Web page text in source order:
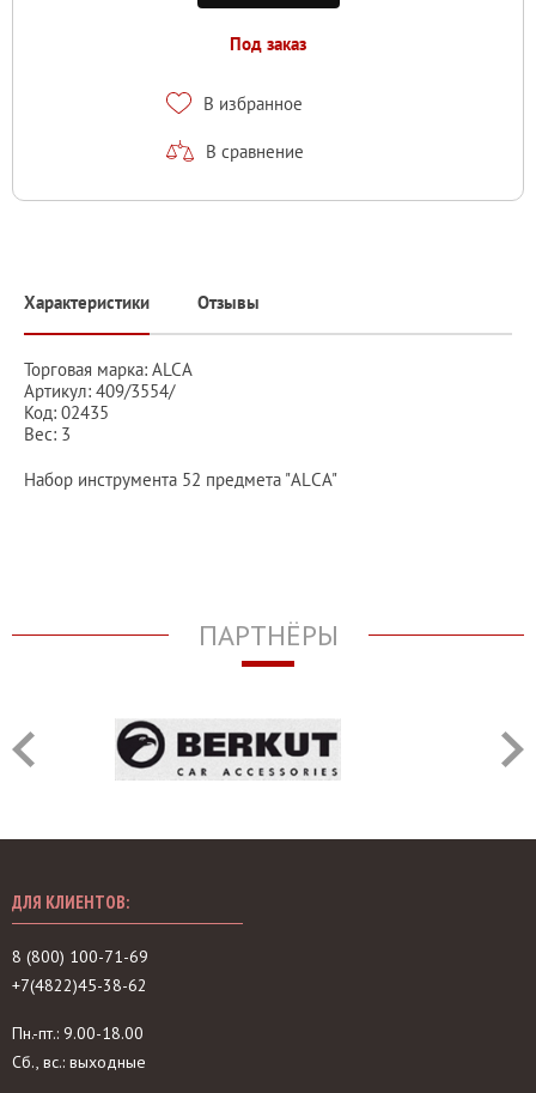
Под заказ
В избранное
В сравнение
Характеристики Отзывы
Торговая марка: ALCA
Артикул: 409/3554/
Код: 02435
Вес: 3
Набор инструмента 52 предмета "ALСA"
ПАРТНЁРЫ
ДЛЯ КЛИЕНТОВ:
8 (800) 100-71-69
+7(4822)45-38-62
Пн.-пт.: 9.00-18.00
Сб., вс.: выходные